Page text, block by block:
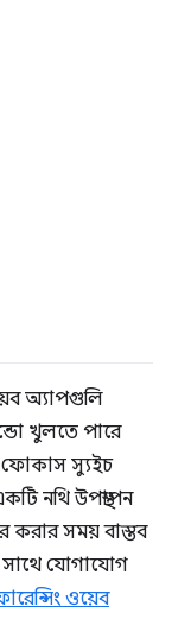
অ্যাপগুলি
খুলতে পারে
ফোকাস স্যুইচ
নথি উপস্থাপন
করার সময় বাস্তব
সাথে যোগাযোগ
ওয়েব